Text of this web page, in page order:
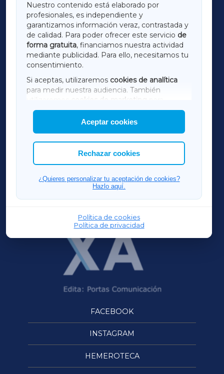
Nuestro contenido está elaborado por
profesionales, es independiente y
garantizamos información veraz, contrastada y
de calidad. Para poder ofrecer este servicio de
forma gratuita, financiamos nuestra actividad
mediante publicidad. Para ello, necesitamos tu
consentimiento.
Si aceptas, utilizaremos cookies de analítica
para medir nuestra audiencia. También
utilizaremos
cookies de marketing
mostrar publicidad de terceros.
Asimismo, puedes personalizar la elección de
las cookies que deseas permitir.
Aceptar cookies
Rechazar cookies
¿Quieres personalizar tu aceptación de cookies?
Hazlo aquí.
Política de cookies
Política de privacidad
LUGOXA
TERRACHAXA
AMARIÑAXA
RIBEIRASACRAXA
ACORUÑAXA
FERROLXA
OURENSEXA
FACEBOOK
INSTAGRAM
HEMEROTECA